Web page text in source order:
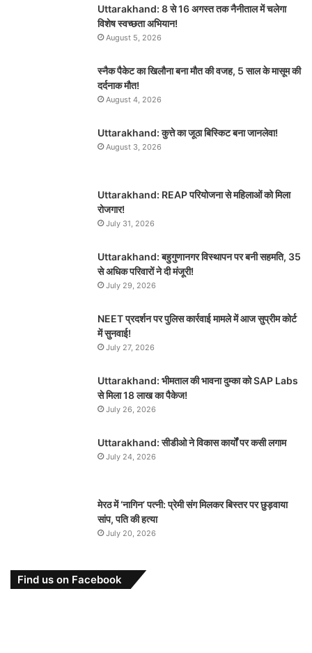
Uttarakhand: 8 से 16 अगस्त तक नैनीताल में चलेगा
विशेष स्वच्छता अभियान!
August 5, 2026
स्नैक पैकेट का खिलौना बना मौत की वजह, 5 साल के मासूम की
दर्दनाक मौत!
August 4, 2026
Uttarakhand: कुत्ते का जूठा बिस्किट बना जानलेवा!
August 3, 2026
Uttarakhand: REAP परियोजना से महिलाओं को मिला
रोजगार!
July 31, 2026
Uttarakhand: बहुगुणानगर विस्थापन पर बनी सहमति, 35
से अधिक परिवारों ने दी मंजूरी!
July 29, 2026
NEET प्रदर्शन पर पुलिस कार्रवाई मामले में आज सुप्रीम कोर्ट
में सुनवाई!
July 27, 2026
Uttarakhand: भीमताल की भावना दुम्का को SAP Labs
से मिला 18 लाख का पैकेज!
July 26, 2026
Uttarakhand: सीडीओ ने विकास कार्यों पर कसी लगाम
July 24, 2026
मेरठ में ‘नागिन’ पत्नी: प्रेमी संग मिलकर बिस्तर पर छुड़वाया
सांप, पति की हत्या
July 20, 2026
Find us on Facebook